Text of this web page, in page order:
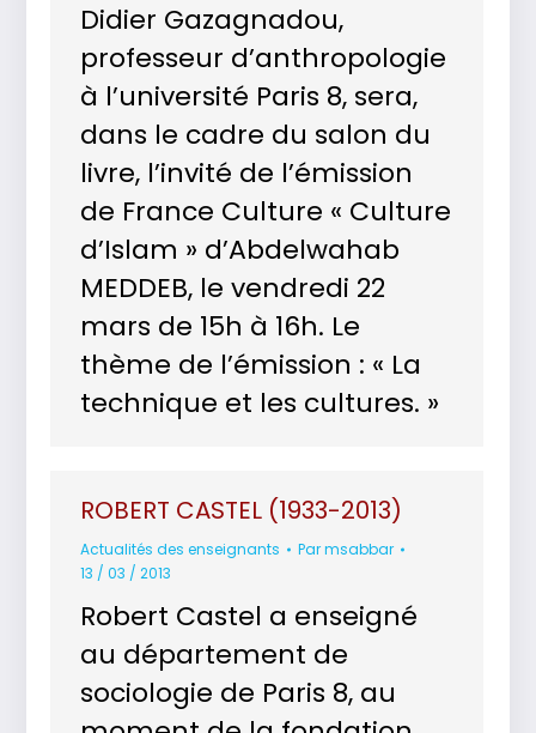
Didier Gazagnadou,
professeur d’anthropologie
à l’université Paris 8, sera,
dans le cadre du salon du
livre, l’invité de l’émission
de France Culture « Culture
d’Islam » d’Abdelwahab
MEDDEB, le vendredi 22
mars de 15h à 16h. Le
thème de l’émission : « La
technique et les cultures. »
ROBERT CASTEL (1933-2013)
Actualités des enseignants Parmsabbar
13 / 03 / 2013
Robert Castel a enseigné
au département de
sociologie de Paris 8, au